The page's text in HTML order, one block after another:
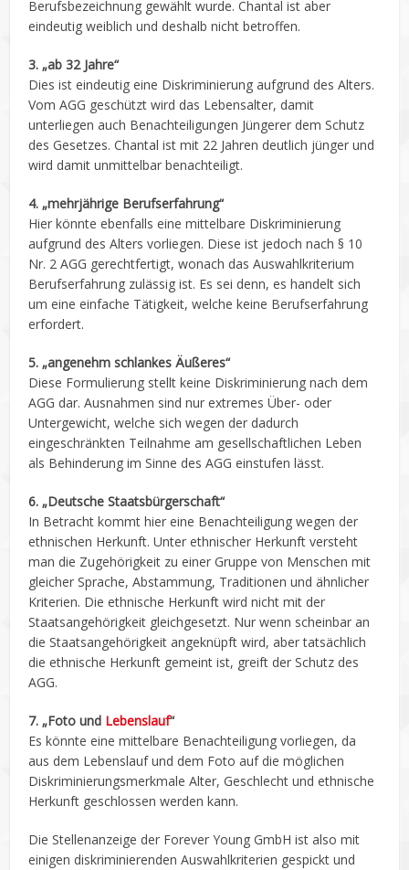
Berufsbezeichnung gewählt wurde. Chantal ist aber
eindeutig weiblich und deshalb nicht betroffen.
3. „ab 32 Jahre“
Dies ist eindeutig eine Diskriminierung aufgrund des Alters.
Vom AGG geschützt wird das Lebensalter, damit
unterliegen auch Benachteiligungen Jüngerer dem Schutz
des Gesetzes. Chantal ist mit 22 Jahren deutlich jünger und
wird damit unmittelbar benachteiligt.
4. „mehrjährige Berufserfahrung“
Hier könnte ebenfalls eine mittelbare Diskriminierung
aufgrund des Alters vorliegen. Diese ist jedoch nach § 10
Nr. 2 AGG gerechtfertigt, wonach das Auswahlkriterium
Berufserfahrung zulässig ist. Es sei denn, es handelt sich
um eine einfache Tätigkeit, welche keine Berufserfahrung
erfordert.
5.„angenehm schlankes Äußeres“
Diese Formulierung stellt keine Diskriminierung nach dem
AGG dar. Ausnahmen sind nur extremes Über- oder
Untergewicht, welche sich wegen der dadurch
eingeschränkten Teilnahme am gesellschaftlichen Leben
als Behinderung im Sinne des AGG einstufen lässt.
6. „Deutsche Staatsbürgerschaft“
In Betracht kommt hier eine Benachteiligung wegen der
ethnischen Herkunft. Unter ethnischer Herkunft versteht
man die Zugehörigkeit zu einer Gruppe von Menschen mit
gleicher Sprache, Abstammung, Traditionen und ähnlicher
Kriterien. Die ethnische Herkunft wird nicht mit der
Staatsangehörigkeit gleichgesetzt. Nur wenn scheinbar an
die Staatsangehörigkeit angeknüpft wird, aber tatsächlich
die ethnische Herkunft gemeint ist, greift der Schutz des
AGG.
7. „Foto und Lebenslauf“
Es könnte eine mittelbare Benachteiligung vorliegen, da
aus dem Lebenslauf und dem Foto auf die möglichen
Diskriminierungsmerkmale Alter, Geschlecht und ethnische
Herkunft geschlossen werden kann.
Die Stellenanzeige der Forever Young GmbH ist also mit
einigen diskriminierenden Auswahlkriterien gespickt und